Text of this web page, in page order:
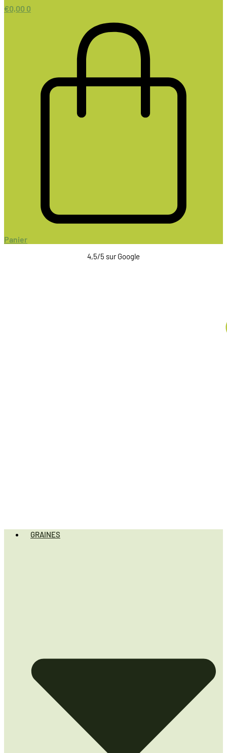
€0,00 0
Panier
4,5/5 sur Google
GRAINES